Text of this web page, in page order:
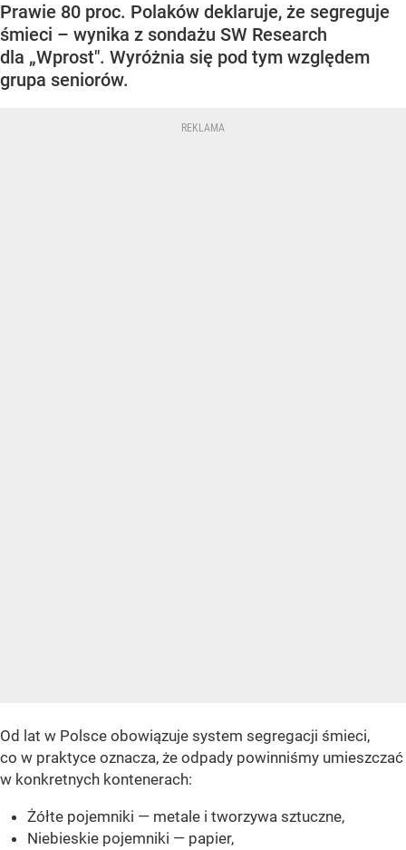
Prawie 80 proc. Polaków deklaruje, że segreguje
śmieci – wynika z sondażu SW Research
dla „Wprost". Wyróżnia się pod tym względem
grupa seniorów.
Od lat w Polsce obowiązuje system segregacji śmieci,
co w praktyce oznacza, że odpady powinniśmy umieszczać
w konkretnych kontenerach:
Żółte pojemniki — metale i tworzywa sztuczne,
Niebieskie pojemniki — papier,